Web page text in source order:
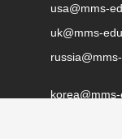
usa@mms-
uk@mms-